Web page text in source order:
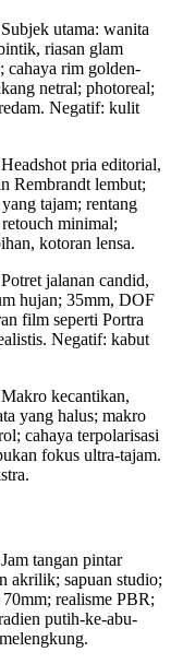
utama: wanita
riasan glam
cahaya rim golden-
netral; photoreal;
Negatif: kulit
pria editorial,
Rembrandt lembut;
tajam; rentang
minimal;
kotoran lensa.
jalanan candid,
hujan; 35mm, DOF
film seperti Portra
Negatif: kabut
kecantikan,
yang halus; makro
cahaya terpolarisasi
fokus ultra-tajam.
tangan pintar
akrilik; sapuan studio;
realisme PBR;
putih-ke-abu-